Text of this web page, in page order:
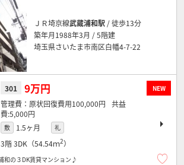
ＪＲ埼京線武蔵浦和駅 / 徒歩13分
築年月1988年3月 / 5階建
埼玉県さいたま市南区白幡4-7-22
NEW
301 9万円
原状回復費用100,000円
5,000円
敷 1.5ヶ月 礼
3階3DK（54.54ｍ2）
和の３DK賃貸マンション♪